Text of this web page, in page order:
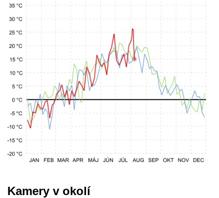
Kamery v okolí